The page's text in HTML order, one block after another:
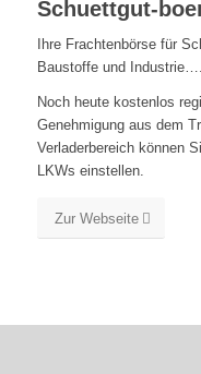
Schuettgut-
Ihre Frachtenbörse für
Baustoffe und Industrie….
Noch heute kostenlos
Genehmigung aus dem
Verladerbereich können
LKWs einstellen.
Zur Webseite